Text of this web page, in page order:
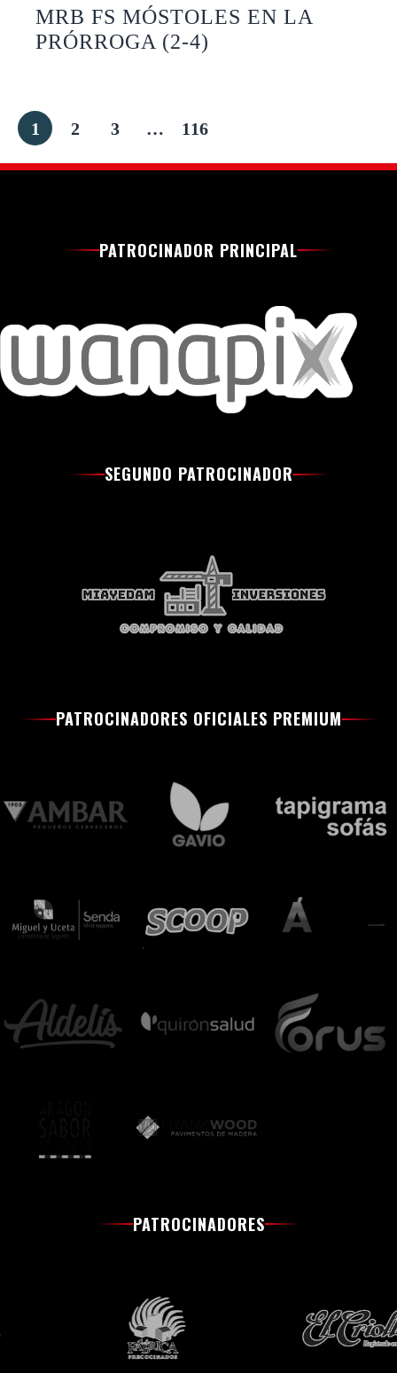
MRB FS MÓSTOLES EN LA
PRÓRROGA (2-4)
1 2 3 … 116
PATROCINADOR PRINCIPAL
SEGUNDO PATROCINADOR
PATROCINADORES OFICIALES PREMIUM
PATROCINADORES